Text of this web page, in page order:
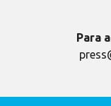
Para